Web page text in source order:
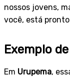
nossos jovens,
você, está
Exemplo
Em Urupema,